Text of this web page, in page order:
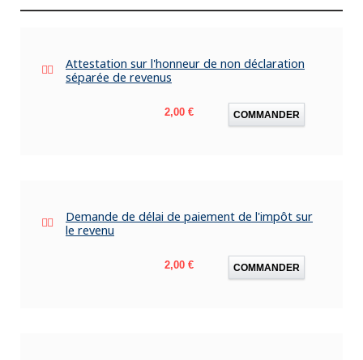
Attestation sur l'honneur de non déclaration
séparée de revenus
Prix
2,00 € COMMANDER
Demande de délai de paiement de l'impôt sur
le revenu
Prix
2,00 € COMMANDER